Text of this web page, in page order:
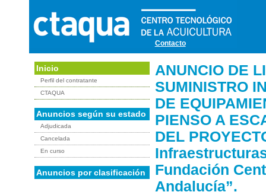
Contacto
ANUNCIO DE
SUMINISTRO
DE
PIENSO A
DEL
Fundación
Andalucía”.
Inicio
Perfil del contratante
CTAQUA
Anuncios según su estado
Adjudicada
Cancelada
En curso
Anuncios por clasificación